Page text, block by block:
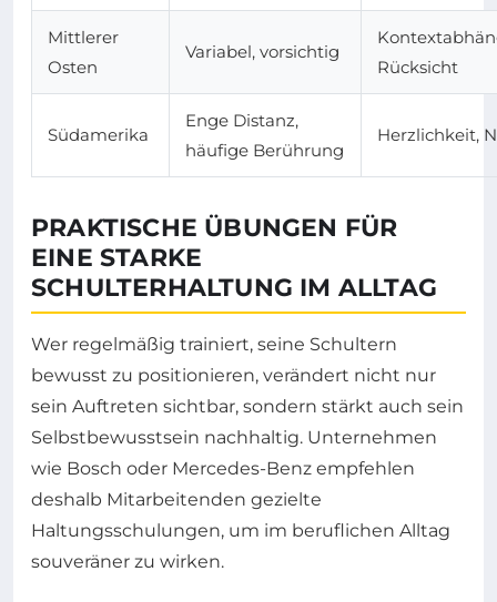
Mittlerer
Osten
Variabel, vorsichtig
Rücksicht
Südamerika
Enge Distanz,
häufige Berührung
Herzlichkeit,
PRAKTISCHE ÜBUNGEN FÜR
EINE STARKE
SCHULTERHALTUNG IM ALLTAG
Wer regelmäßig trainiert, seine Schultern
bewusst zu positionieren, verändert nicht nur
sein Auftreten sichtbar, sondern stärkt auch sein
Selbstbewusstsein nachhaltig. Unternehmen
wie Bosch oder Mercedes-Benz empfehlen
deshalb Mitarbeitenden gezielte
Haltungsschulungen, um im beruflichen Alltag
souveräner zu wirken.